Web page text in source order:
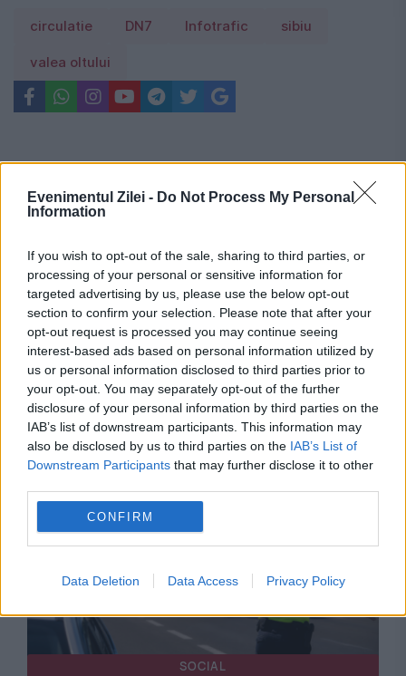
Evenimentul Zilei - Do Not Process My Personal
Information
If you wish to opt-out of the sale, sharing to third parties, or
processing of your personal or sensitive information for
targeted advertising by us, please use the below opt-out
section to confirm your selection. Please note that after your
opt-out request is processed you may continue seeing
interest-based ads based on personal information utilized by
us or personal information disclosed to third parties prior to
your opt-out. You may separately opt-out of the further
disclosure of your personal information by third parties on the
IAB’s list of downstream participants. This information may
also be disclosed by us to third parties on the IAB’s List of
Downstream Participants that may further disclose it to other
CONFIRM
Data Deletion Data Access Privacy Policy
circulatie DN7 Infotrafic sibiu
valea oltului
Recomandările noastre
SOCIAL